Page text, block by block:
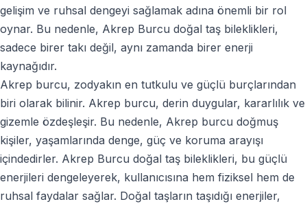
gelişim ve ruhsal dengeyi sağlamak adına önemli bir rol
oynar. Bu nedenle, Akrep Burcu doğal taş bileklikleri,
sadece birer takı değil, aynı zamanda birer enerji
kaynağıdır.
Akrep burcu, zodyakın en tutkulu ve güçlü burçlarından
biri olarak bilinir. Akrep burcu, derin duygular, kararlılık ve
gizemle özdeşleşir. Bu nedenle, Akrep burcu doğmuş
kişiler, yaşamlarında denge, güç ve koruma arayışı
içindedirler. Akrep Burcu doğal taş bileklikleri, bu güçlü
enerjileri dengeleyerek, kullanıcısına hem fiziksel hem de
ruhsal faydalar sağlar. Doğal taşların taşıdığı enerjiler,